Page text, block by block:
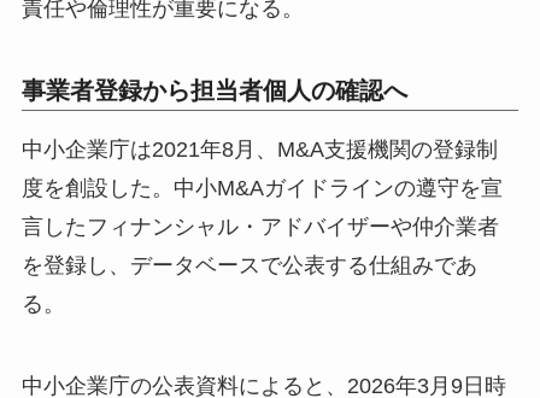
責任や倫理性が重要になる。
事業者登録から担当者個人の確認へ
中小企業庁は2021年8月、M&A支援機関の登録制
度を創設した。中小M&Aガイドラインの遵守を宣
言したフィナンシャル・アドバイザーや仲介業者
を登録し、データベースで公表する仕組みであ
る。
中小企業庁の公表資料によると、2026年3月9日時